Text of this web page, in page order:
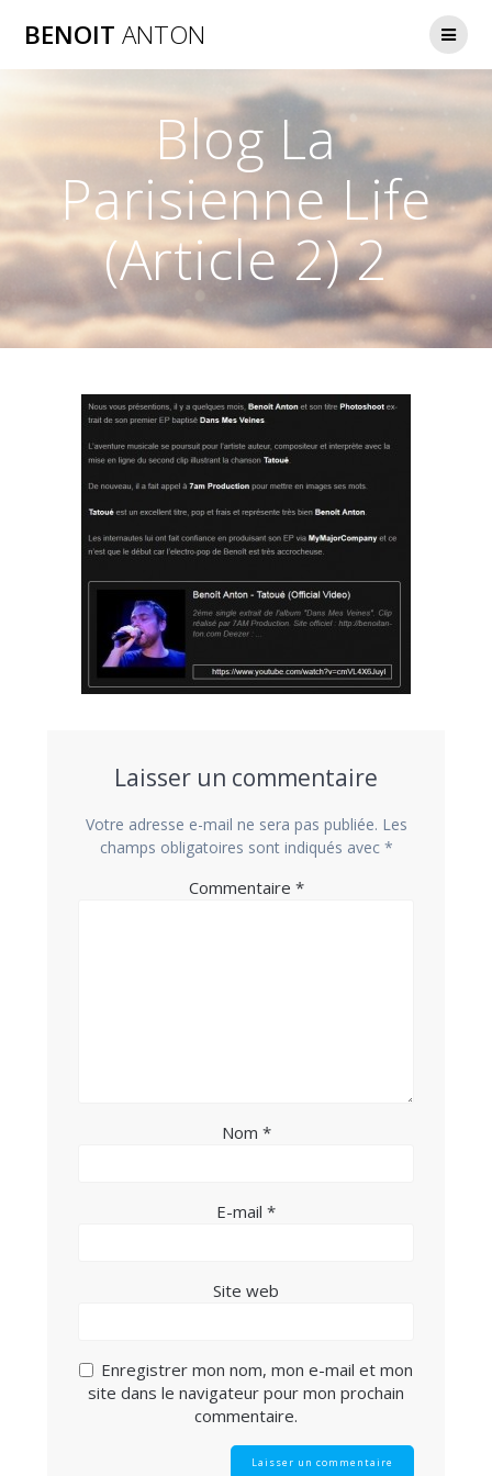
BENOIT ANTON
Blog La
Parisienne Life
(Article 2) 2
Laisser un commentaire
Votre adresse e-mail ne sera pas publiée. Les
champs obligatoires sont indiqués avec *
Commentaire *
Nom *
E-mail *
Site web
Enregistrer mon nom, mon e-mail et mon
site dans le navigateur pour mon prochain
commentaire.